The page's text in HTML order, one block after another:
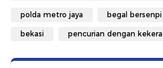
polda metro jaya begal bersenpi
bekasi pencurian dengan